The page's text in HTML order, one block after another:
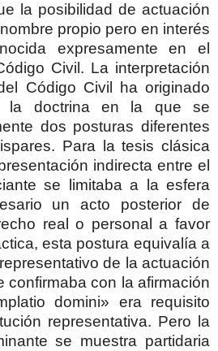
la posibilidad de actuación
propio pero en interés
expresamente en el
Civil. La interpretación
Código Civil ha originado
la doctrina en la que se
dos posturas diferentes
Para la tesis clásica
indirecta entre el
se limitaba a la esfera
un acto posterior de
real o personal a favor
esta postura equivalía a
de la actuación
confirmaba con la afirmación
domini» era requisito
representativa. Pero la
se muestra partidaria